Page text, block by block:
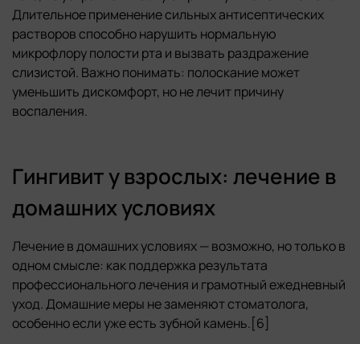
Длительное применение сильных антисептических
растворов способно нарушить нормальную
микрофлору полости рта и вызвать раздражение
слизистой. Важно понимать: полоскание может
уменьшить дискомфорт, но не лечит причину
воспаления.
Гингивит у взрослых: лечение в
домашних условиях
Лечение в домашних условиях — возможно, но только в
одном смысле: как поддержка результата
профессионального лечения и грамотный ежедневный
уход. Домашние меры не заменяют стоматолога,
особенно если уже есть зубной камень.[6]